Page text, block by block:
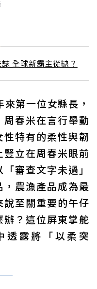
全球新霸主從缺？
第一位女縣長，
春米在言行舉動
特有的柔性與韌
立在周春米眼前
審查文字未過」
農漁產品成為最
至關重要的午仔
？這位屏東掌舵
透露將「以柔突